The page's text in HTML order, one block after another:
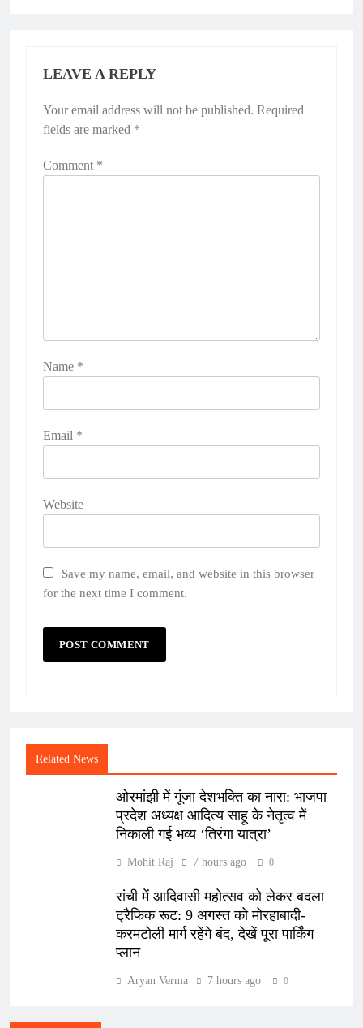
LEAVE A REPLY
Your email address will not be published. Required
fields are marked *
Comment *
Name *
Email *
Website
Save my name, email, and website in this browser
for the next time I comment.
Related News
ओरमांझी में गूंजा देशभक्ति का नारा: भाजपा
प्रदेश अध्यक्ष आदित्य साहू के नेतृत्व में
निकाली गई भव्य ‘तिरंगा यात्रा’
Mohit Raj 7 hours ago 0
रांची में आदिवासी महोत्सव को लेकर बदला
ट्रैफिक रूट: 9 अगस्त को मोरहाबादी-
करमटोली मार्ग रहेंगे बंद, देखें पूरा पार्किंग
प्लान
Aryan Verma 7 hours ago 0